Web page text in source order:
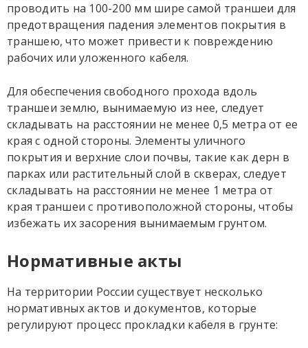
проводить на 100-200 мм шире самой траншеи для
предотвращения падения элементов покрытия в
траншею, что может привести к повреждению
рабочих или уложенного кабеля.
Для обеспечения свободного прохода вдоль
траншеи землю, вынимаемую из нее, следует
складывать на расстоянии не менее 0,5 метра от ее
края с одной стороны. Элементы уличного
покрытия и верхние слои почвы, такие как дерн в
парках или растительный слой в скверах, следует
складывать на расстоянии не менее 1 метра от
края траншеи с противоположной стороны, чтобы
избежать их засорения вынимаемым грунтом.
Нормативные акты
На территории России существует несколько
нормативных актов и документов, которые
регулируют процесс прокладки кабеля в грунте: